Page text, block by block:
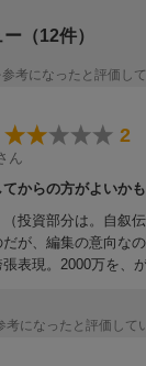
。ダイヤモンド
のまなび、投資
（12件）
考になったと評価し
2
ん
からの方がよいかも
投資部分は。自叙
が、編集の意向な
表現。2000万を、
考になったと評価して